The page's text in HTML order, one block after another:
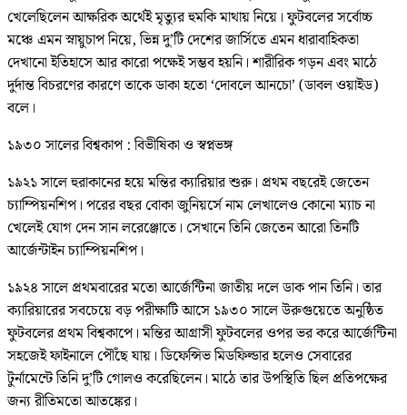
খেলেছিলেন আক্ষরিক অর্থেই মৃত্যুর হুমকি মাথায় নিয়ে। ফুটবলের সর্বোচ্চ
মঞ্চে এমন স্নায়ুচাপ নিয়ে, ভিন্ন দু’টি দেশের জার্সিতে এমন ধারাবাহিকতা
দেখানো ইতিহাসে আর কারো পক্ষেই সম্ভব হয়নি। শারীরিক গড়ন এবং মাঠে
দুর্দান্ত বিচরণের কারণে তাকে ডাকা হতো ‘দোবলে আনচো’ (ডাবল ওয়াইড)
বলে।
১৯৩০ সালের বিশ্বকাপ : বিভীষিকা ও স্বপ্নভঙ্গ
১৯২১ সালে হুরাকানের হয়ে মন্তির ক্যারিয়ার শুরু। প্রথম বছরেই জেতেন
চ্যাম্পিয়নশিপ। পরের বছর বোকা জুনিয়র্সে নাম লেখালেও কোনো ম্যাচ না
খেলেই যোগ দেন সান লরেঞ্জোতে। সেখানে তিনি জেতেন আরো তিনটি
আর্জেন্টাইন চ্যাম্পিয়নশিপ।
১৯২৪ সালে প্রথমবারের মতো আর্জেন্টিনা জাতীয় দলে ডাক পান তিনি। তার
ক্যারিয়ারের সবচেয়ে বড় পরীক্ষাটি আসে ১৯৩০ সালে উরুগুয়েতে অনুষ্ঠিত
ফুটবলের প্রথম বিশ্বকাপে। মন্তির আগ্রাসী ফুটবলের ওপর ভর করে আর্জেন্টিনা
সহজেই ফাইনালে পৌঁছে যায়। ডিফেন্সিভ মিডফিল্ডার হলেও সেবারের
টুর্নামেন্টে তিনি দু’টি গোলও করেছিলেন। মাঠে তার উপস্থিতি ছিল প্রতিপক্ষের
জন্য রীতিমতো আতঙ্কের।